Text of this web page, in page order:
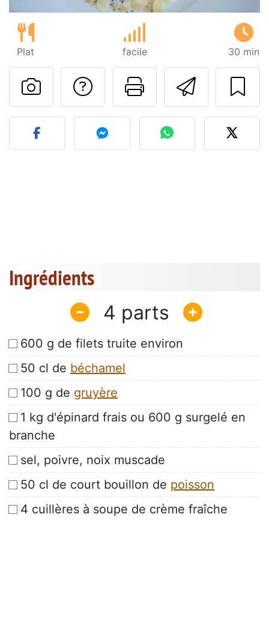
Plat facile 30 min
Imprimer
Poser une
Publier votre photo de
Ingrédients
4
600 g de filets truite environ
50 cl de béchamel
100 g de gruyère
1 kg d'épinard frais ou 600 g surgelé en
branche
sel, poivre, noix muscade
50 cl de court bouillon de poisson
4 cuillères à soupe de crème fraîche